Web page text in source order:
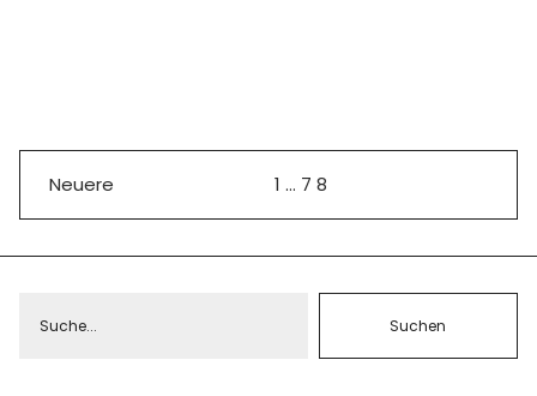
Neuere 1 … 7 8